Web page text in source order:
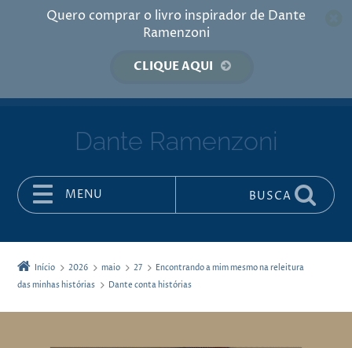
Quero comprar o livro inspirador de Dante
Ramenzoni
CLIQUE AQUI
Dante Ramenzoni
MENU BUSCA
Início 2026 maio 27
Encontrando a mim mesmo na releitura
das minhas histórias
Dante conta histórias